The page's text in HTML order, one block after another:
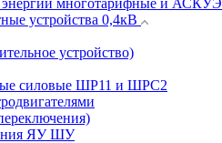
энергии многотарифные и АСКУЭ
устройства 0,4кВ
устройство)
силовые ШР11 и ШРС2
ЯУ ШУ